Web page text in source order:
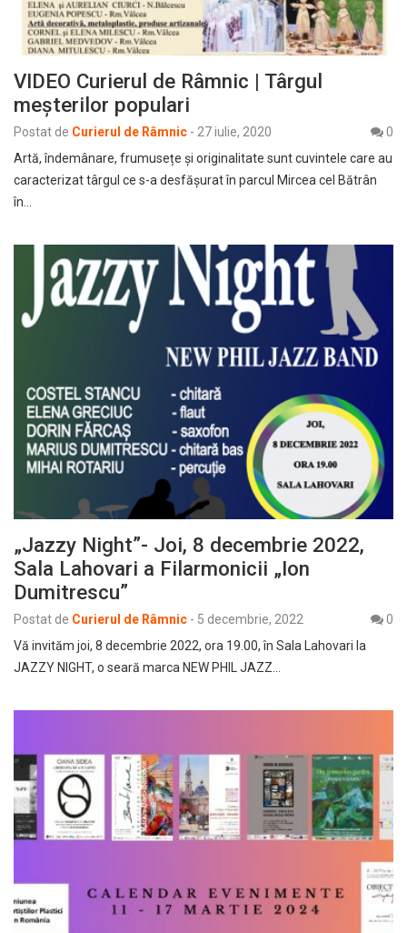
VIDEO Curierul de Râmnic | Târgul
meșterilor populari
Postat de Curierul de Râmnic - 27 iulie, 2020
0
Artă, îndemânare, frumusețe și originalitate sunt cuvintele care au
caracterizat târgul ce s-a desfășurat în parcul Mircea cel Bătrân
în…
„Jazzy Night”- Joi, 8 decembrie 2022,
Sala Lahovari a Filarmonicii „Ion
Dumitrescu”
Postat de Curierul de Râmnic - 5 decembrie, 2022
0
Vă invităm joi, 8 decembrie 2022, ora 19.00, în Sala Lahovari la
JAZZY NIGHT, o seară marca NEW PHIL JAZZ…